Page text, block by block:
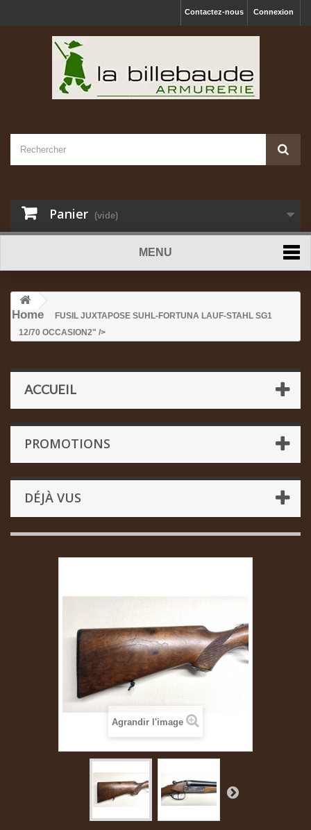
Connexion
Contactez-nous
Panier (vide)
MENU
Home
FUSIL JUXTAPOSE SUHL-FORTUNA LAUF-STAHL SG1
12/70 OCCASION2" />
ACCUEIL
PROMOTIONS
DÉJÀ VUS
Agrandir l'image